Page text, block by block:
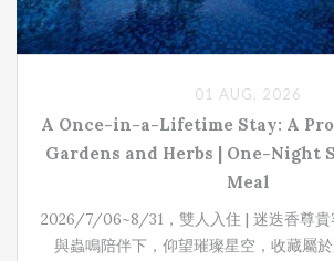
A Once-in-a-Lifetime Stay: A
Gardens and Herbs | One-Night
Meal
2026/7/06~8/31，雙人入住 | 迷迭香尊貴
與蟲鳴陪伴下，仰望璀璨星空，收藏屬
01 AUG, 2026